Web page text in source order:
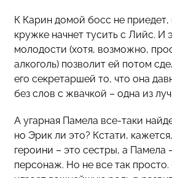
К Карин домой босс не приедет,
кружке начнет тусить с Лийс. И
молодости (хотя, возможно,
алкоголь) позволит ей потом
его секретаршей то, что она
без слов с жвачкой – одна из
А угарная Памела все-таки
но Эрик ли это? Кстати,
героини – это сестры, а Памела
персонаж. Но не все так